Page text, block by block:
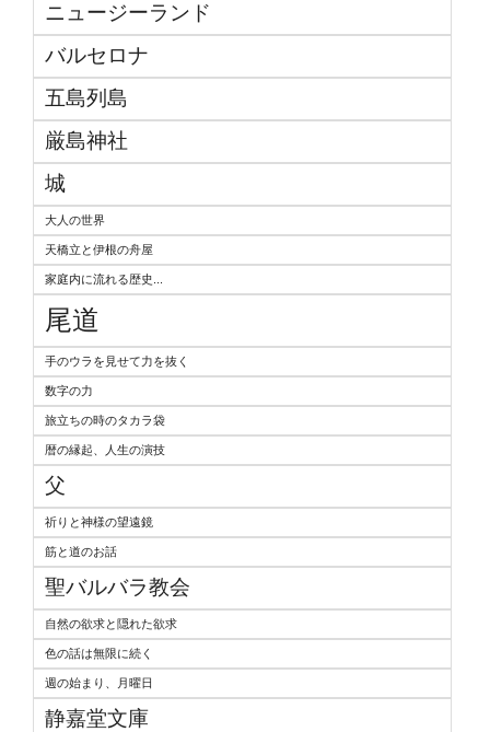
ニュージーランド
バルセロナ
五島列島
厳島神社
城
大人の世界
天橋立と伊根の舟屋
家庭内に流れる歴史...
尾道
手のウラを見せて力を抜く
数字の力
旅立ちの時のタカラ袋
暦の縁起、人生の演技
父
祈りと神様の望遠鏡
筋と道のお話
聖バルバラ教会
自然の欲求と隠れた欲求
色の話は無限に続く
週の始まり、月曜日
静嘉堂文庫